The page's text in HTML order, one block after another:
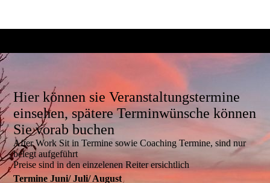
Hier können sie Veranstaltungstermine
einsehen, spätere Terminwünsche können
Sie vorab buchen
After Work Sit in Termine sowie Coaching Termine, sind nur
belegt aufgeführt
Preise sind in den einzelenen Reiter ersichtlich
Termine Juni/ Juli/ August